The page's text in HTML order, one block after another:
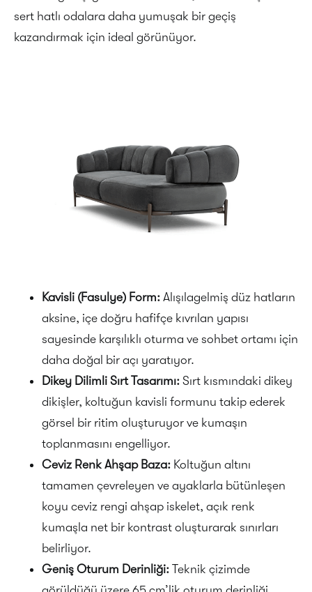
sert hatlı odalara daha yumuşak bir geçiş
kazandırmak için ideal görünüyor.
Kavisli (Fasulye) Form: Alışılagelmiş düz hatların
aksine, içe doğru hafifçe kıvrılan yapısı
sayesinde karşılıklı oturma ve sohbet ortamı için
daha doğal bir açı yaratıyor.
Dikey Dilimli Sırt Tasarımı: Sırt kısmındaki dikey
dikişler, koltuğun kavisli formunu takip ederek
görsel bir ritim oluşturuyor ve kumaşın
toplanmasını engelliyor.
Ceviz Renk Ahşap Baza: Koltuğun altını
tamamen çevreleyen ve ayaklarla bütünleşen
koyu ceviz rengi ahşap iskelet, açık renk
kumaşla net bir kontrast oluşturarak sınırları
belirliyor.
Geniş Oturum Derinliği: Teknik çizimde